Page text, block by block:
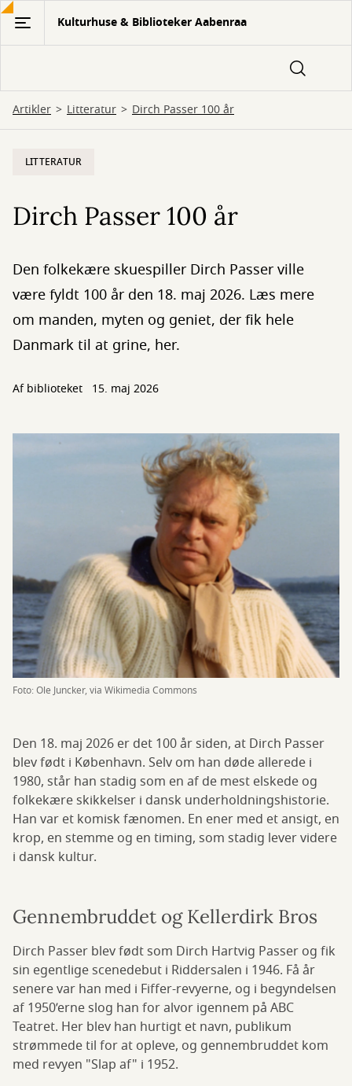
Gå
hovedindhold
Kulturhuse & Biblioteker Aabenraa
Artikler Litteratur Dirch Passer 100 år
LITTERATUR
Dirch Passer 100 år
Den folkekære skuespiller Dirch Passer ville
være fyldt 100 år den 18. maj 2026. Læs mere
om manden, myten og geniet, der fik hele
Danmark til at grine, her.
Af biblioteket 15. maj 2026
Foto: Ole Juncker, via Wikimedia Commons
Den 18. maj 2026 er det 100 år siden, at Dirch Passer
blev født i København. Selv om han døde allerede i
1980, står han stadig som en af de mest elskede og
folkekære skikkelser i dansk underholdningshistorie.
Han var et komisk fænomen. En ener med et ansigt, en
krop, en stemme og en timing, som stadig lever videre
i dansk kultur.
Gennembruddet og Kellerdirk Bros
Dirch Passer blev født som Dirch Hartvig Passer og fik
sin egentlige scenedebut i Riddersalen i 1946. Få år
senere var han med i Fiffer-revyerne, og i begyndelsen
af 1950’erne slog han for alvor igennem på ABC
Teatret. Her blev han hurtigt et navn, publikum
strømmede til for at opleve, og gennembruddet kom
med revyen "Slap af" i 1952.